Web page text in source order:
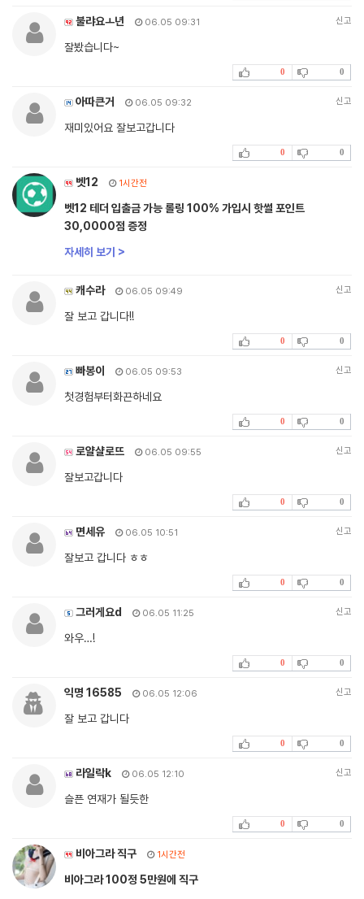
불랴요ㅗ년 06.05 09:31 신고
잘봤습니다~
0 0
아따큰거 06.05 09:32 신고
재미있어요 잘보고갑니다
0 0
벳12 1시간전
벳12 테더 입출금 가능 롤링 100% 가입시 핫썰 포인트
30,0000점 증정
자세히 보기 >
캐수라 06.05 09:49 신고
잘 보고 갑니다!!
0 0
빠봉이 06.05 09:53 신고
첫경험부터화끈하네요
0 0
로얄샬로뜨 06.05 09:55 신고
잘보고갑니다
0 0
면세유 06.05 10:51 신고
잘보고 갑니다 ㅎㅎ
0 0
그러게요d 06.05 11:25 신고
와우…!
0 0
익명 16585 06.05 12:06 신고
잘 보고 갑니다
0 0
라일락k 06.05 12:10 신고
슬픈 연재가 될듯한
0 0
비아그라 직구 1시간전
비아그라 100정 5만원에 직구